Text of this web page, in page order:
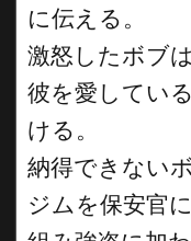
に伝える。
激怒したボブ
彼を愛してい
ける。
納得できない
ジムを保安官